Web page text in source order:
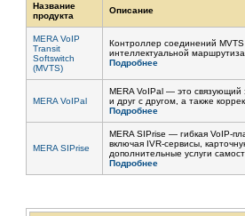
Название
продукта
Описание
MERA VoIP
Transit
Softswitch
(MVTS)
Контроллер соединений
интеллектуальной
Подробнее
MERA VoIPal
MERA VoIPal — это связующий
и друг с другом, а также
Подробнее
MERA SIPrise
MERA SIPrise — гибкая VoIP-
включая IVR-сервисы ,
дополнительные услуги
Подробнее